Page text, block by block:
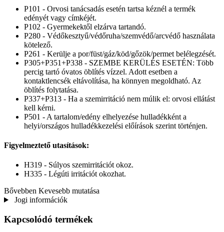
P101 - Orvosi tanácsadás esetén tartsa kéznél a termék
edényét vagy címkéjét.
P102 - Gyermekektől elzárva tartandó.
P280 - Védőkesztyű/védőruha/szemvédő/arcvédő használata
kötelező.
P261 - Kerülje a por/füst/gáz/köd/gőzök/permet belélegzését.
P305+P351+P338 - SZEMBE KERÜLÉS ESETÉN: Több
percig tartó óvatos öblítés vízzel. Adott esetben a
kontaktlencsék eltávolítása, ha könnyen megoldható. Az
öblítés folytatása.
P337+P313 - Ha a szemirritáció nem múlik el: orvosi ellátást
kell kérni.
P501 - A tartalom/edény elhelyezése hulladékként a
helyi/országos hulladékkezelési előírások szerint történjen.
Figyelmeztető utasítások:
H319 - Súlyos szemirritációt okoz.
H335 - Légúti irritációt okozhat.
Bővebben Kevesebb mutatása
Jogi információk
Kapcsolódó termékek